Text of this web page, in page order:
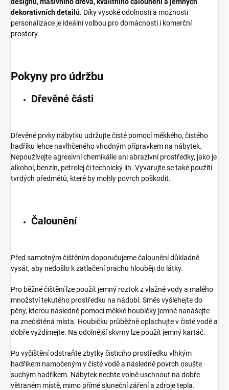
dekorativních detailů. Díky vysoké odolnosti a možnosti
personalizace je ideální volbou pro domácnosti i komerční
prostory.
Pokyny pro údržbu
Dřevěné části
Dřevěné prvky nábytku udržujte čisté pomocí měkkého, čistého
hadříku lehce navlhčeného vhodným přípravkem na nábytek.
Nepoužívejte agresivní chemikálie ani abrazivní prostředky, jako je
alkohol, benzín, petrolej či technický líh. Vyvarujte se také použití
tvrdých předmětů, které by mohly povrch poškodit.
Čalounění
Před samotným čištěním doporučujeme čalounění důkladně
vysát, aby nedošlo k zatlačení prachu hlouběji do látky.
Pro běžné čištění lze použít jemný roztok z vlažné vody a malého
množství tekutého prostředku na nádobí. Směs vyšlehejte do
pěny, kterou následně pomocí měkké houbičky jemně nanášejte
na znečištěná místa. Houbičku průběžně oplachujte v čisté vodě a
dobře vyždímejte. Na odolnější skvrny lze použít jemný kartáč.
Po vyčištění odstraňte zbytky čisticího prostředku vlhkým
hadříkem namočeným v čisté vodě a následně povrch osušte
suchým hadříkem. Nábytek nechte volně uschnout na dobře
větraném místě, mimo přímé sluneční záření a zdroje tepla.